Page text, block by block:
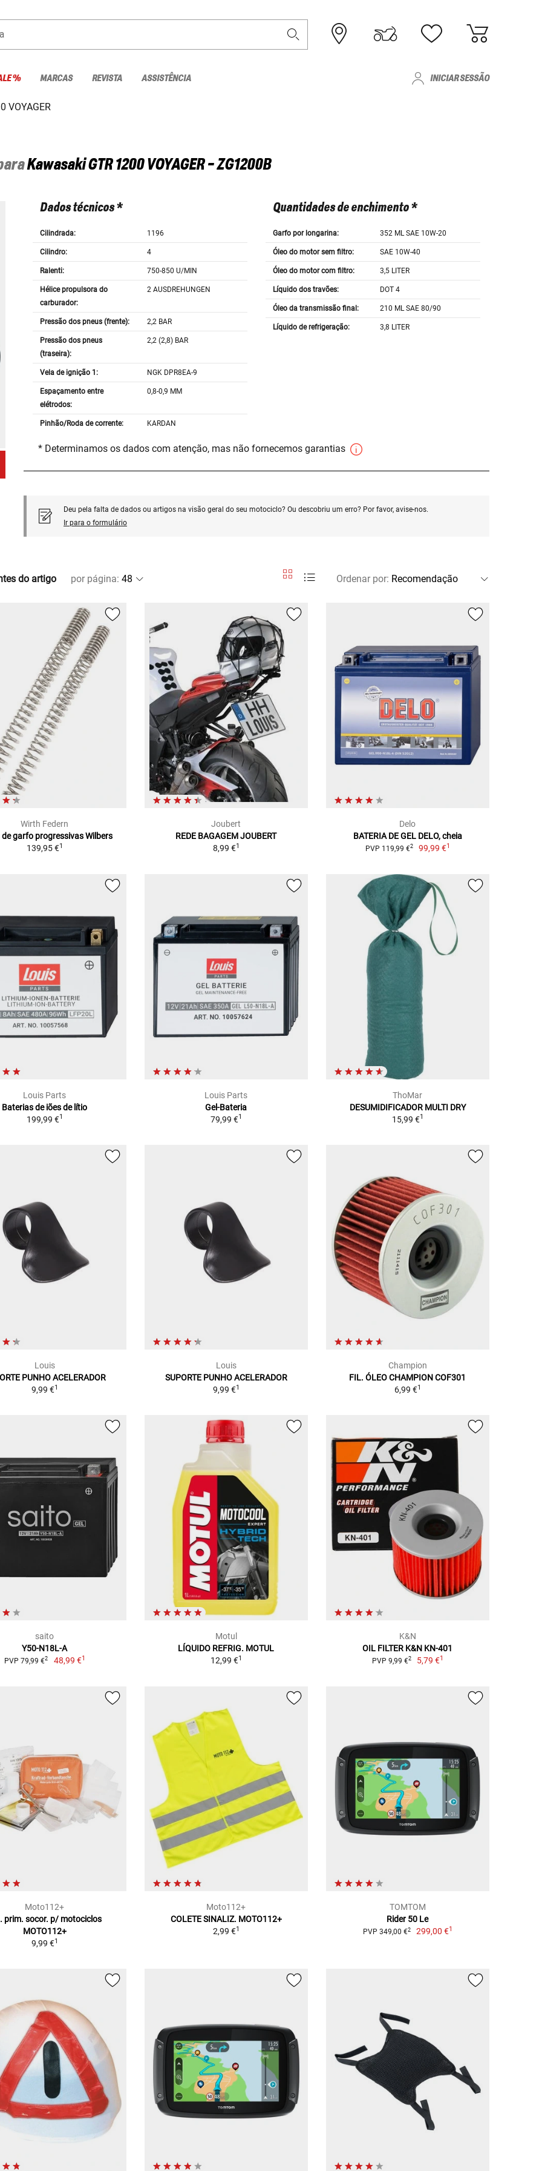
% MARCAS REVISTA ASSISTÊNCIA INICIAR SESSÃO
VOYAGER
KawasakiGTR 1200 VOYAGER - ZG1200B
Dados técnicos *
Cilindrada: 1196
Cilindro: 4
Ralenti: 750-850 U/MIN
Hélice propulsora do
carburador:
2 AUSDREHUNGEN
Pressão dos pneus (frente): 2,2 BAR
Pressão dos pneus
(traseira):
2,2 (2,8) BAR
Vela de ignição 1: NGK DPR8EA-9
Espaçamento entre
elétrodos:
0,8-0,9 MM
Pinhão/Roda de corrente: KARDAN
Quantidades de enchimento *
Garfo por longarina: 352 ML SAE 10W-20
Óleo do motor sem filtro: SAE 10W-40
Óleo do motor com filtro: 3,5 LITER
Líquido dos travões: DOT 4
Óleo da transmissão final: 210 ML SAE 80/90
Líquido de refrigeração: 3,8 LITER
* Determinamos os dados com atenção, mas não fornecemos garantias
Deu pela falta de dados ou artigos na visão geral do seu motociclo? Ou descobriu um erro? Por favor, avise-nos.
Ir para o formulário
do artigo por página: Ordenar por:
Wirth Federn
garfo progressivas Wilbers
139,95 €1
Joubert
REDE BAGAGEM JOUBERT
8,99 €1
Delo
BATERIA DE GEL DELO, cheia
PVP 119,99 €2 99,99 €1
Louis Parts
Baterias de iões de lítio
199,99 €1
Louis Parts
Gel-Bateria
79,99 €1
ThoMar
DESUMIDIFICADOR MULTI DRY
15,99 €1
Louis
PUNHO ACELERADOR
9,99 €1
Louis
SUPORTE PUNHO ACELERADOR
9,99 €1
Champion
FIL. ÓLEO CHAMPION COF301
6,99 €1
saito
Y50-N18L-A
PVP 79,99 €2 48,99 €1
Motul
LÍQUIDO REFRIG. MOTUL
12,99 €1
K&N
OIL FILTER K&N KN-401
PVP 9,99 €2 5,79 €1
Moto112+
prim. socor. p/ motociclos
MOTO112+
9,99 €1
Moto112+
COLETE SINALIZ. MOTO112+
2,99 €1
TOMTOM
Rider 50 Le
PVP 349,00 €2 299,00 €1